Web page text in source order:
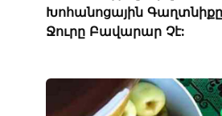
Խոհանոցային
Ջուրը Բավարար Չէ: